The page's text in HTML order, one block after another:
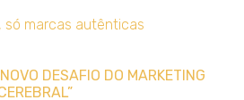
DESAFIO DO MARKETING